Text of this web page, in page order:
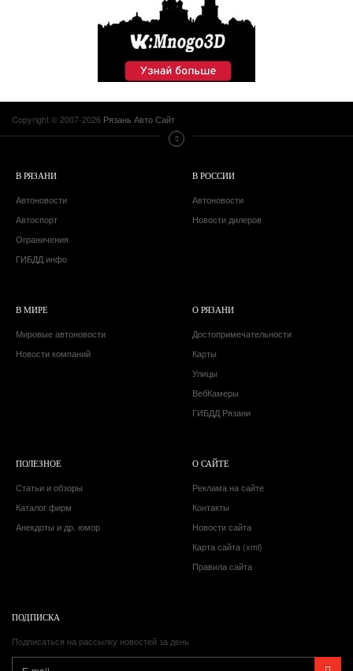
Copyright © 2007-2026 Рязань Авто Сайт
В РЯЗАНИ
Автоновости
Автоспорт
Ограничения
ГИБДД инфо
В РОССИИ
Автоновости
Новости дилеров
В МИРЕ
Мировые автоновости
Новости компаний
О РЯЗАНИ
Достопримечательности
Карты
Улицы
ВебКамеры
ГИБДД Рязани
ПОЛЕЗНОЕ
Статьи и обзоры
Каталог фирм
Анекдоты и др. юмор
О САЙТЕ
Реклама на сайте
Контакты
Новости сайта
Карта сайта (xml)
Правила сайта
ПОДПИСКА
Подписаться на рассылку новостей за день